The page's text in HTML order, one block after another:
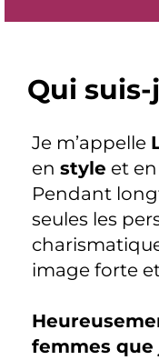
Qui suis-
Je m’appelle
en style et en
Pendant
seules les
image forte
femmes que